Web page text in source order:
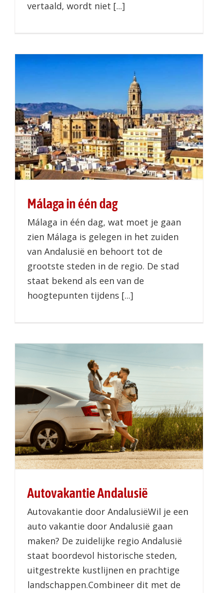
vertaald, wordt niet [...]
Málaga in één dag
Málaga in één dag, wat moet je gaan
zien Málaga is gelegen in het zuiden
van Andalusië en behoort tot de
grootste steden in de regio. De stad
staat bekend als een van de
hoogtepunten tijdens [...]
Autovakantie Andalusië
Autovakantie door AndalusiëWil je een
auto vakantie door Andalusië gaan
maken? De zuidelijke regio Andalusië
staat boordevol historische steden,
uitgestrekte kustlijnen en prachtige
landschappen.Combineer dit met de